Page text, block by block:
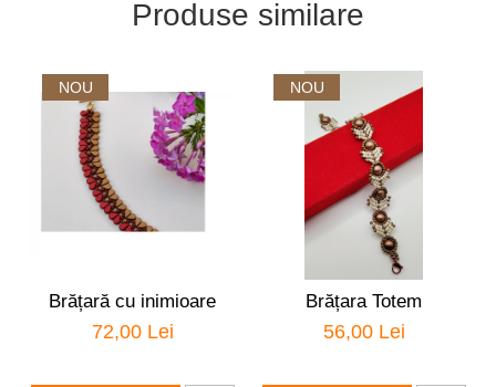
Produse similare
NOU
Brățară cu inimioare
72,00 Lei
NOU
Brățara Totem
56,00 Lei